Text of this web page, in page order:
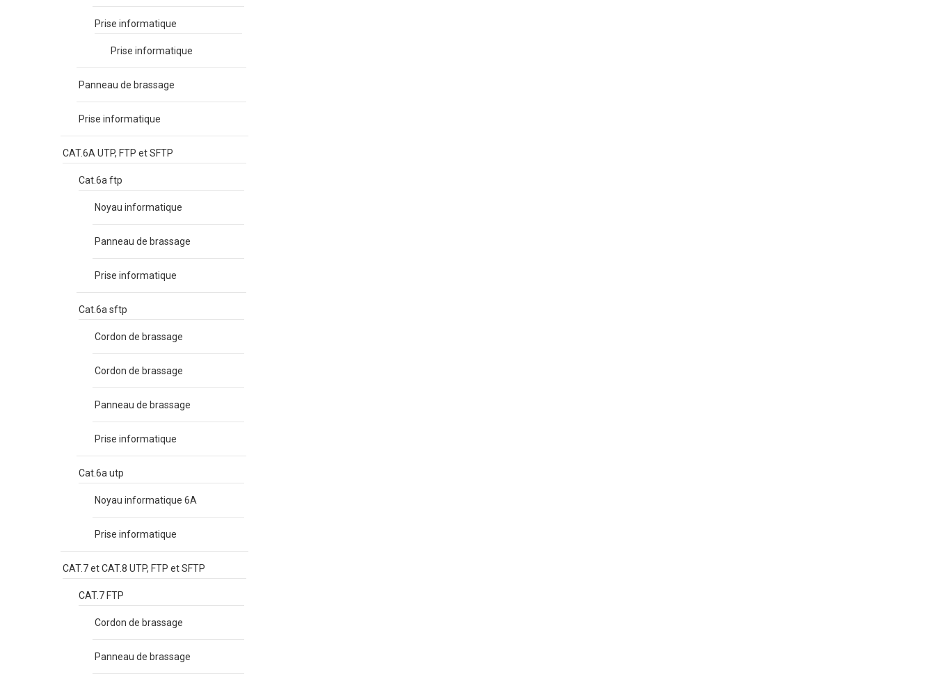
Prise informatique
Prise informatique
Panneau de brassage
Prise informatique
CAT.6A UTP, FTP et SFTP
Cat.6a ftp
Noyau informatique
Panneau de brassage
Prise informatique
Cat.6a sftp
Cordon de brassage
Cordon de brassage
Panneau de brassage
Prise informatique
Cat.6a utp
Noyau informatique 6A
Prise informatique
CAT.7 et CAT.8 UTP, FTP et SFTP
CAT.7 FTP
Cordon de brassage
Panneau de brassage